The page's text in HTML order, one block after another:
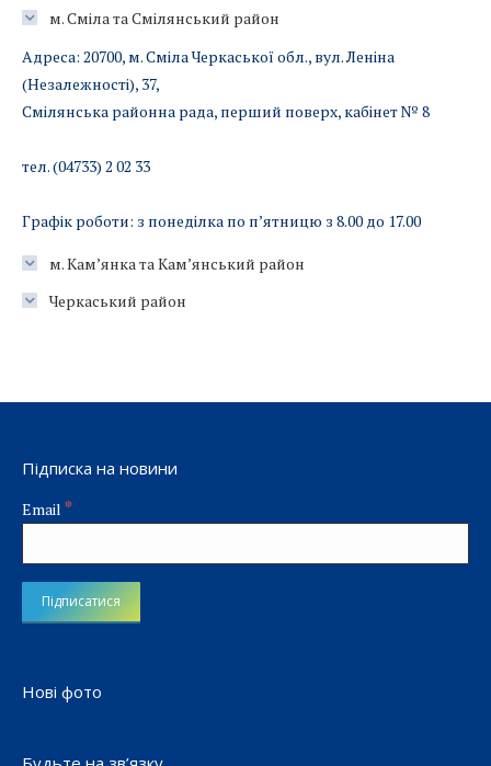
м. Сміла та Смілянський район
Адреса: 20700, м. Сміла Черкаської обл., вул. Леніна
(Незалежності), 37,
Смілянська районна рада, перший поверх, кабінет № 8
тел. (04733) 2 02 33
Графік роботи: з понеділка по п’ятницю з 8.00 до 17.00
м. Кам’янка та Кам’янський район
Черкаський район
Підписка на новини
Email *
Нові фото